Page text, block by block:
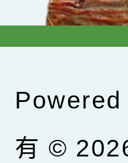
Powered
有 ©